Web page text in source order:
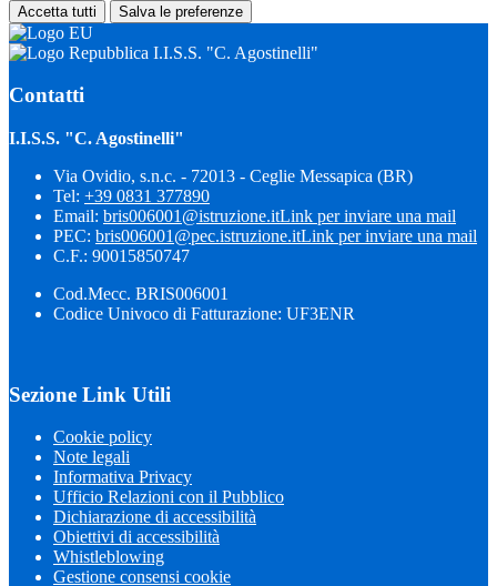
Accetta tutti Salva le preferenze
I.I.S.S. "C. Agostinelli"
Contatti
I.I.S.S. "C. Agostinelli"
Via Ovidio, s.n.c. - 72013 - Ceglie Messapica (BR)
Tel: +39 0831 377890
Email: bris006001@istruzione.itLink per inviare una mail
PEC: bris006001@pec.istruzione.itLink per inviare una mail
C.F.: 90015850747
Cod.Mecc. BRIS006001
Codice Univoco di Fatturazione: UF3ENR
Sezione Link Utili
Cookie policy
Note legali
Informativa Privacy
Ufficio Relazioni con il Pubblico
Dichiarazione di accessibilità
Obiettivi di accessibilità
Whistleblowing
Gestione consensi cookie